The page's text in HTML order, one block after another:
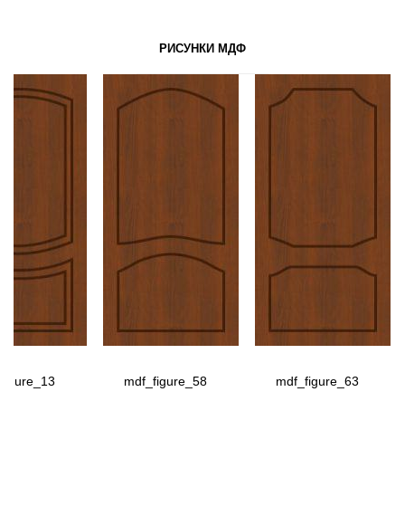
РИСУНКИ МДФ
mdf_figure_58 mdf_figure_63